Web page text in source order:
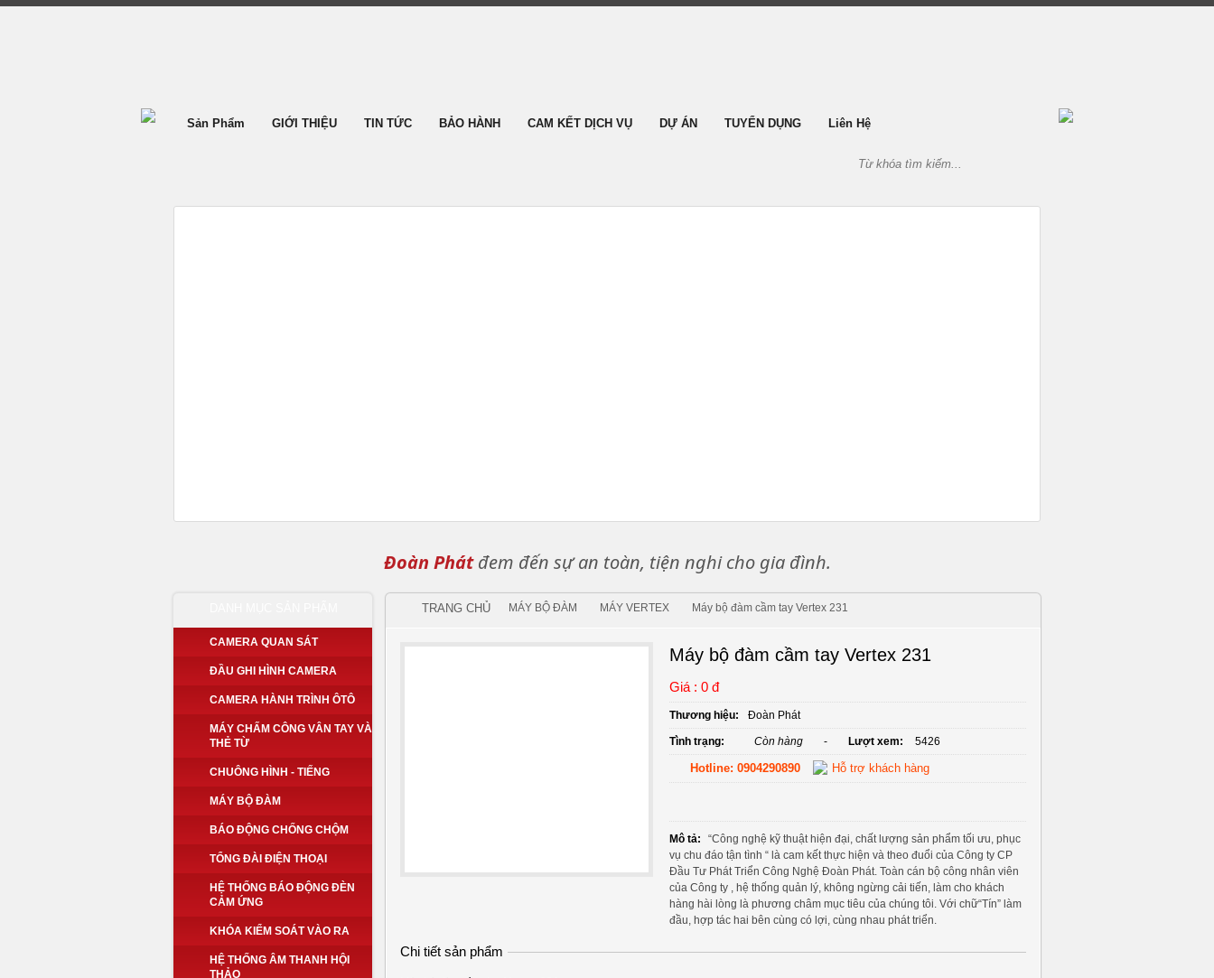
Sản Phẩm GIỚI THIỆU TIN TỨC BẢO HÀNH CAM KẾT DỊCH VỤ DỰ ÁN TUYỂN DỤNG Liên Hệ
Đoàn Phátđem đến sự an toàn, tiện nghi cho gia đình.
CAMERA QUAN SÁT
ĐẦU GHI HÌNH CAMERA
CAMERA HÀNH TRÌNH ÔTÔ
MÁY CHẤM CÔNG VÂN TAY VÀ
THẺ TỪ
CHUÔNG HÌNH - TIẾNG
MÁY BỘ ĐÀM
BÁO ĐỘNG CHỐNG CHỘM
TỔNG ĐÀI ĐIỆN THOẠI
HỆ THỐNG BÁO ĐỘNG ĐÈN
CẢM ỨNG
KHÓA KIỂM SOÁT VÀO RA
HỆ THỐNG ÂM THANH HỘI
THẢO
TRANG CHỦ MÁY BỘ ĐÀM MÁY VERTEX Máy bộ đàm cầm tay Vertex 231
Máy bộ đàm cầm tay Vertex 231
Giá : 0 đ
Thương hiệu: Đoàn Phát
Tình trạng: Còn hàng - Lượt xem: 5426
Hotline: 0904290890 Hỗ trợ khách hàng
Mô tả:
“Công nghệ kỹ thuật hiện đại, chất lượng sản phẩm tối ưu, phục
vụ chu đáo tận tình “ là cam kết thực hiện và theo đuổi của Công ty CP
Đầu Tư Phát Triển Công Nghệ Đoàn Phát. Toàn cán bộ công nhân viên
của Công ty , hệ thống quản lý, không ngừng cải tiến, làm cho khách
hàng hài lòng là phương châm mục tiêu của chúng tôi. Với chữ“Tín” làm
đầu, hợp tác hai bên cùng có lợi, cùng nhau phát triển.
Chi tiết sản phẩm